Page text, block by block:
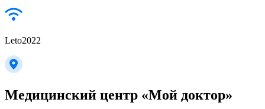
Leto2022
Медицинский центр «Мой доктор»